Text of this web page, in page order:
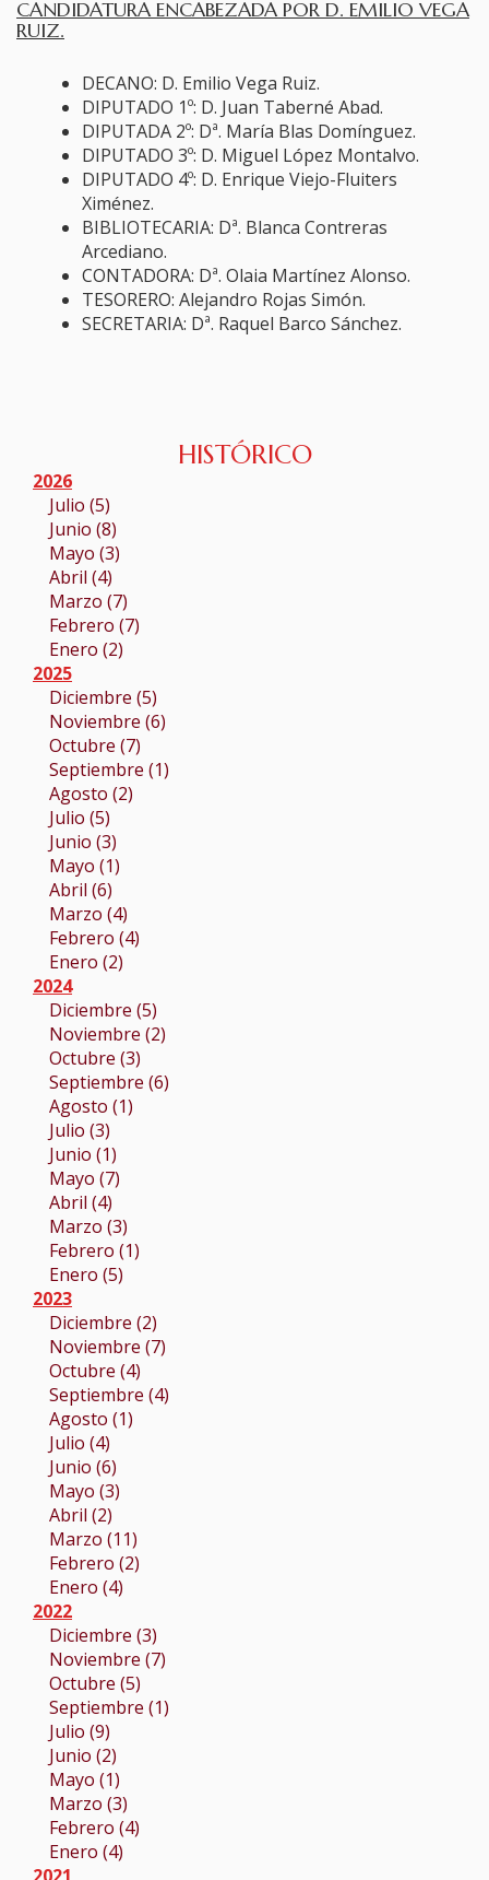
CANDIDATURA ENCABEZADA POR D. EMILIO VEGA
RUIZ.
DECANO: D. Emilio Vega Ruiz.
DIPUTADO 1º: D. Juan Taberné Abad.
DIPUTADA 2º: Dª. María Blas Domínguez.
DIPUTADO 3º: D. Miguel López Montalvo.
DIPUTADO 4º: D. Enrique Viejo-Fluiters
Ximénez.
BIBLIOTECARIA: Dª. Blanca Contreras
Arcediano.
CONTADORA: Dª. Olaia Martínez Alonso.
TESORERO: Alejandro Rojas Simón.
SECRETARIA: Dª. Raquel Barco Sánchez.
HISTÓRICO
2026
Julio (5)
Junio (8)
Mayo (3)
Abril (4)
Marzo (7)
Febrero (7)
Enero (2)
2025
Diciembre (5)
Noviembre (6)
Octubre (7)
Septiembre (1)
Agosto (2)
Julio (5)
Junio (3)
Mayo (1)
Abril (6)
Marzo (4)
Febrero (4)
Enero (2)
2024
Diciembre (5)
Noviembre (2)
Octubre (3)
Septiembre (6)
Agosto (1)
Julio (3)
Junio (1)
Mayo (7)
Abril (4)
Marzo (3)
Febrero (1)
Enero (5)
2023
Diciembre (2)
Noviembre (7)
Octubre (4)
Septiembre (4)
Agosto (1)
Julio (4)
Junio (6)
Mayo (3)
Abril (2)
Marzo (11)
Febrero (2)
Enero (4)
2022
Diciembre (3)
Noviembre (7)
Octubre (5)
Septiembre (1)
Julio (9)
Junio (2)
Mayo (1)
Marzo (3)
Febrero (4)
Enero (4)